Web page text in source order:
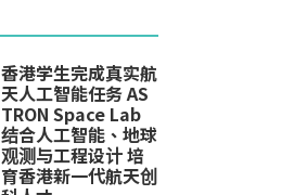
香港学生完成真实航
天人工智能任务 AS
TRON Space Lab
结合人工智能、地球
观测与工程设计 培
育香港新一代航天创